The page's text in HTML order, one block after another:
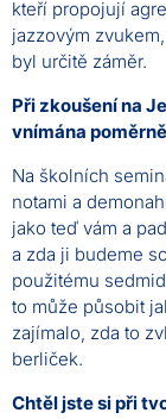
kteří propojují
jazzovým
byl určitě záměr.
Při zkoušení na
vnímána
Na školních
notami a
jako teď vám a
a zda ji budeme
použitému
to může působit
zajímalo, zda to
berliček.
Chtěl jste si při